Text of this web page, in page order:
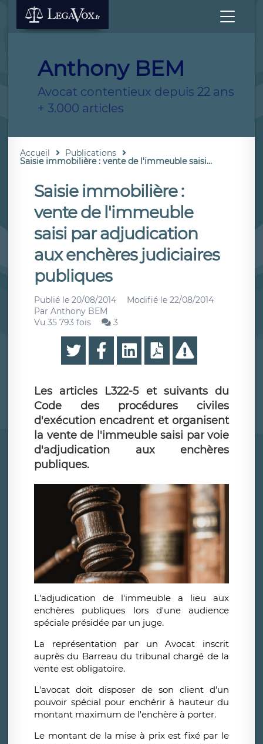
Anthony BEM
Avocat contentieux depuis 22 ans
+ 3.000 articles
Accueil Publications
Saisie immobilière : vente de l'immeuble saisi...
Saisie immobilière :
vente de l'immeuble
saisi par adjudication
aux enchères judiciaires
publiques
Publié le 20/08/2014 Modifié le 22/08/2014
Par Anthony BEM
Vu 35 793 fois
3
Les articles L322-5 et suivants du
Code des procédures civiles
d'exécution encadrent et organisent
la vente de l'immeuble saisi par voie
d'adjudication aux enchères
publiques.
L'adjudication de l'immeuble a lieu aux
enchères publiques lors d'une audience
spéciale présidée par un juge.
La représentation par un Avocat inscrit
auprès du Barreau du tribunal chargé de la
vente est obligatoire.
L'avocat doit disposer de son client d'un
pouvoir spécial pour enchérir à hauteur du
montant maximum de l'enchère à porter.
Le montant de la mise à prix est fixé par le